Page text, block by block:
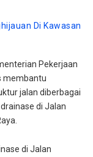
Di Kawasan
Pekerjaan
membantu
jalan diberbagai
di Jalan
di Jalan